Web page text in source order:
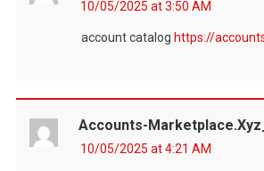
10/05/2025 at 3:50 AM
account catalog https://
Accounts-
10/05/2025 at 4:21 AM